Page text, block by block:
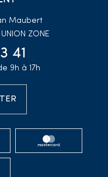
Maubert
UNION ZONE
41
9h à 17h